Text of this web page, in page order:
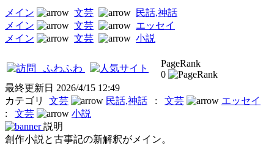
メイン 文芸
民話,神話
メイン
文芸
エッセイ
メイン
文芸 小説
ふわふわ
PageRank
0
最終更新日 2026/4/15 12:49
カテゴリ
文芸 民話,神話 : 文芸
エッセイ
: 文芸
小説
説明
創作小説と古事記の新解釈がメイン。